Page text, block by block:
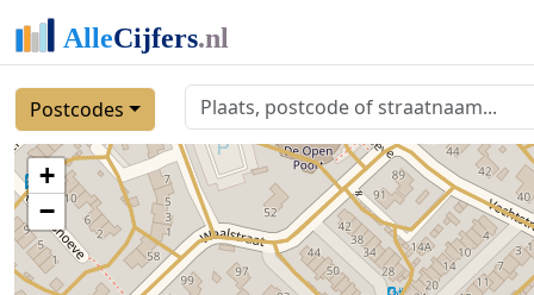
Postcodes
+
−